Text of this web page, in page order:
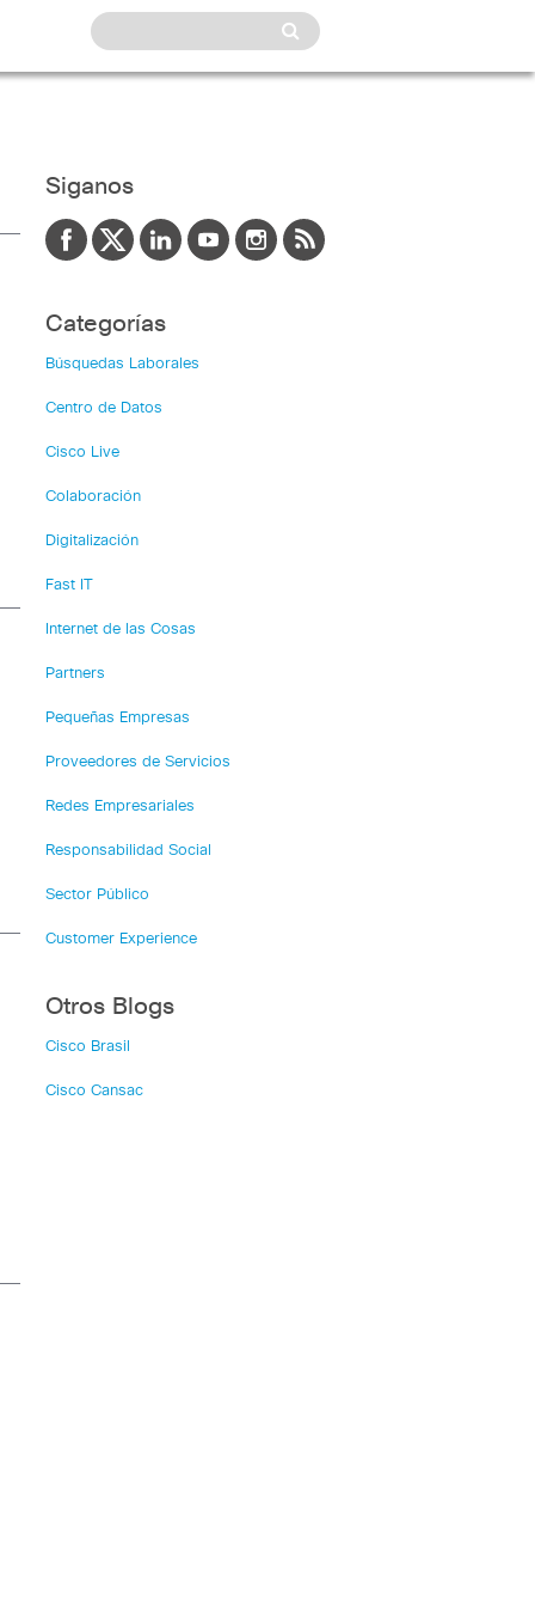
Siganos
Categorías
Búsquedas Laborales
Centro de Datos
Cisco Live
Colaboración
Digitalización
Fast IT
Internet de las Cosas
Partners
Pequeñas Empresas
Proveedores de Servicios
Redes Empresariales
Responsabilidad Social
Sector Público
Customer Experience
Otros Blogs
Cisco Brasil
Cisco Cansac